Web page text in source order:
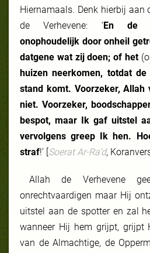
Hiernamaals. Denk hierbij aan
de Verhevene: ‘En de
onophoudelijk door onheil
datgene wat zij doen; of het
huizen neerkomen, totdat
stand komt. Voorzeker,
niet. Voorzeker,
bespot, maar Ik gaf uitstel
vervolgens greep Ik hen.
straf!’ [Soerat Ar-Ra’d,
Allah de Verhevene
onrechtvaardigen maar Hij
uitstel aan de spotter en zal
wanneer Hij hem grijpt, grijpt
van de Almachtige, de